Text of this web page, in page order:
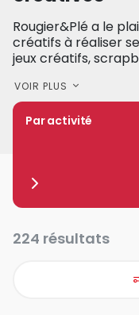
Rougier&Plé a le
créatifs à réaliser
jeux créatifs,
VOIR PLUS
Par activité
224 résultats